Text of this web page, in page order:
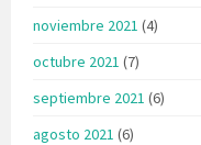
noviembre 2021 (4)
octubre 2021 (7)
septiembre 2021 (6)
agosto 2021 (6)